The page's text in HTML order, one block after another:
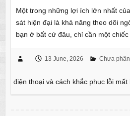
Một trong những lợi ích lớn nhất
sát hiện đại là khả năng theo dõi
bạn ở bất cứ đâu, chỉ cần một
13 June, 2026 Chưa
điện thoại và cách khắc phục lỗi mất